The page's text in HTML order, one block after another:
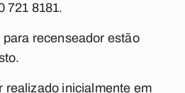
721 8181.
para recenseador estão
realizado inicialmente em